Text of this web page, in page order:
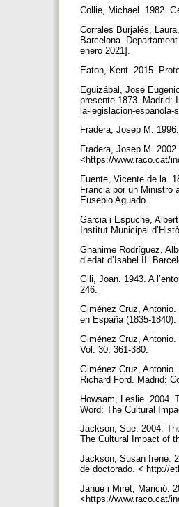
Collie, Michael. 1982.
Corrales Burjalés,
Barcelona.
enero 2021].
Eaton, Kent. 2015.
Eguizábal, José
presente 1873. Madrid:
la-legislacion-espanola-
Fradera, Josep M.
Fradera, Josep M.
<https://www.raco.cat/
Fuente, Vicente de la.
Francia por un Ministro
Eusebio Aguado.
Garcia i Espuche,
Institut Municipal
Ghanime Rodríguez,
d’edat d’Isabel II.
Gili, Joan. 1943. A
246.
Giménez Cruz,
en España (1835-
Giménez Cruz,
Vol. 30, 361-380.
Giménez Cruz,
Richard Ford. Madrid:
Howsam, Leslie. 2004.
Word: The Cultural
Jackson, Sue. 2004.
The Cultural Impact of
Jackson, Susan Irene.
de doctorado. < http://
Janué i Miret, Marició.
<https://www.raco.cat/